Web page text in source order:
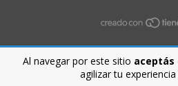
Al navegar por este sitio aceptás
agilizar tu